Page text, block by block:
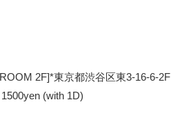
2F]*東京都渋谷区東3-16-6-2F
(with 1D)